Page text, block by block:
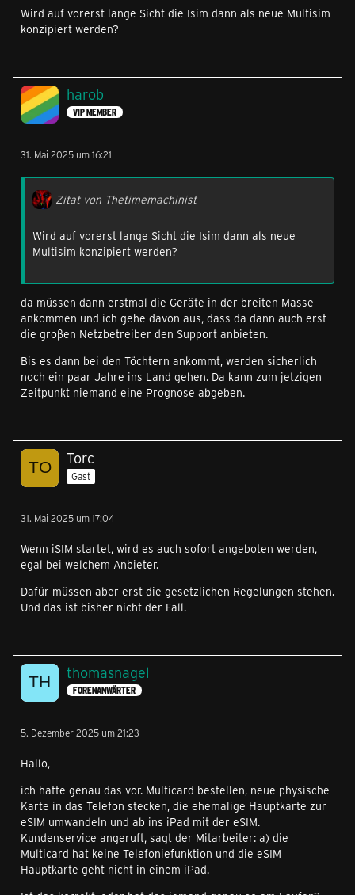
Wird auf vorerst lange Sicht die Isim dann als neue Multisim
konzipiert werden?
harob
VIP MEMBER
31. Mai 2025 um 16:21
Zitat von Thetimemachinist
Wird auf vorerst lange Sicht die Isim dann als neue
Multisim konzipiert werden?
da müssen dann erstmal die Geräte in der breiten Masse
ankommen und ich gehe davon aus, dass da dann auch erst
die großen Netzbetreiber den Support anbieten.
Bis es dann bei den Töchtern ankommt, werden sicherlich
noch ein paar Jahre ins Land gehen. Da kann zum jetzigen
Zeitpunkt niemand eine Prognose abgeben.
Torc
Gast
31. Mai 2025 um 17:04
Wenn iSIM startet, wird es auch sofort angeboten werden,
egal bei welchem Anbieter.
Dafür müssen aber erst die gesetzlichen Regelungen stehen.
Und das ist bisher nicht der Fall.
thomasnagel
FORENANWÄRTER
5. Dezember 2025 um 21:23
Hallo,
ich hatte genau das vor. Multicard bestellen, neue physische
Karte in das Telefon stecken, die ehemalige Hauptkarte zur
eSIM umwandeln und ab ins iPad mit der eSIM.
Kundenservice angeruft, sagt der Mitarbeiter: a) die
Multicard hat keine Telefoniefunktion und die eSIM
Hauptkarte geht nicht in einem iPad.